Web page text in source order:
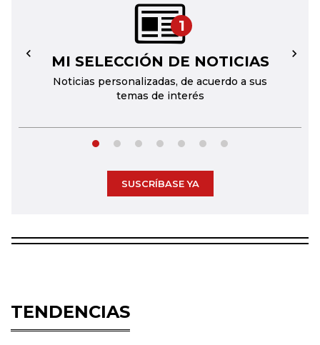
1
MI SELECCIÓN DE NOTICIAS
Noticias personalizadas, de acuerdo a sus
temas de interés
← →
SUSCRÍBASE YA
TENDENCIAS